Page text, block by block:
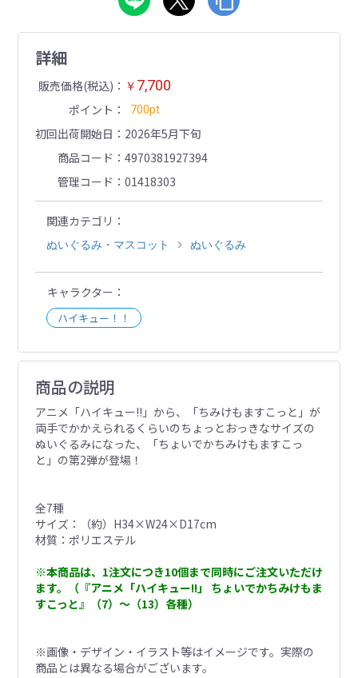
詳細
販売価格(税込) ￥ 7,700
ポイント 700pt
初回出荷開始日
2026年5月下旬
商品コード
4970381927394
管理コード
01418303
関連カテゴリ
ぬいぐるみ・マスコット ぬいぐるみ
キャラクター
ハイキュー！！
商品の説明
アニメ「ハイキュー!!」から、「ちみけもますこっと」が
両手でかかえられるくらいのちょっとおっきなサイズの
ぬいぐるみになった、「ちょいでかちみけもますこっ
と」の第2弾が登場！
全7種
サイズ：（約）H34×W24×D17cm
材質：ポリエステル
※本商品は、1注文につき10個まで同時にご注文いただけ
ます。（『アニメ「ハイキュー!!」 ちょいでかちみけもま
すこっと』（7）～（13）各種）
※画像・デザイン・イラスト等はイメージです。実際の
商品とは異なる場合がございます。